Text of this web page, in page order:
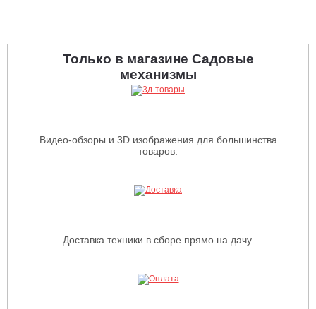
Только в магазине Садовые
механизмы
Видео-обзоры и 3D изображения для большинства
товаров.
Доставка техники в сборе прямо на дачу.